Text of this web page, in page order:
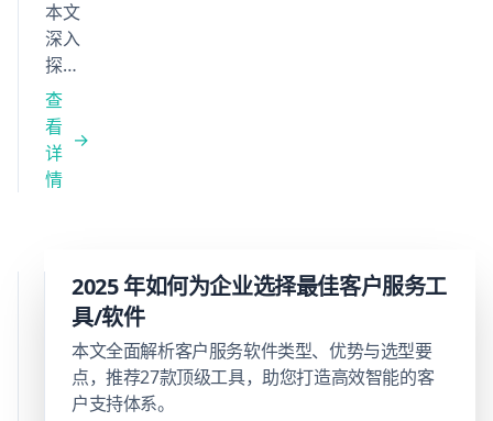
字化竞
争优
势。
本文
深入
探讨
AI与
知识
管理
的结
势与
限，
并提
出五
大最
查
看
详
情
知识
管理
软件
2025 年如何为企业选择最佳客户服务工
具/软件
本文全面解析客户服务软件类型、优势与选型要
点，推荐27款顶级工具，助您打造高效智能的客
户支持体系。